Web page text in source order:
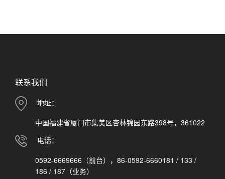
联系我们
地址：
中国福建省厦门市集美区杏林锦园东路398号，361022
电话：
0592-6669666（前台），86-0592-6660181 / 133 /
186 / 187（业务）